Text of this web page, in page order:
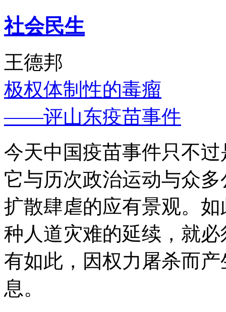
社会民生
王德邦
极权体制性的毒瘤
——评山东疫苗事件
今天中国疫苗事件只不
它与历次政治运动与众
扩散肆虐的应有景观。
种人道灾难的延续，就
有如此，因权力屠杀而
息。